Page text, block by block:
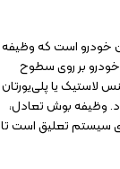
خودرو است که وظیفه
بر روی سطوح
لاستیک یا پلی‌یورتان
وظیفه بوش تعادل،
سیستم تعلیق است تا